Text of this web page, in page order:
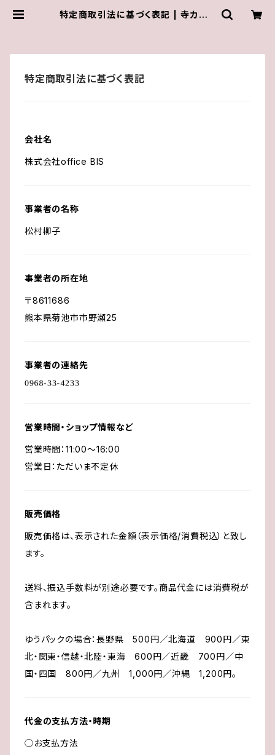
特定商取引法に基づく表記 | 寺カフェ
特定商取引法に基づく表記
会社名
株式会社office BIS
事業者の名称
松村柳子
事業者の所在地
〒8611686
熊本県菊池市市野瀬25
事業者の連絡先
営業時間・ショップ情報など
営業時間：11:00〜16:00
営業日：ただいま不定休
販売価格
販売価格は、表示された金額（表示価格/消費税込）と致し
ます。
送料、振込手数料が別途必要です。商品代金には消費税が
含まれます。
ゆうパックの場合：長野県 500円／北海道 900円／東
北・関東・信越・北陸・東海 600円／近畿 700円／中
国・四国 800円／九州 1,000円／沖縄 1,200円。
代金の支払方法・時期
◯お支払方法